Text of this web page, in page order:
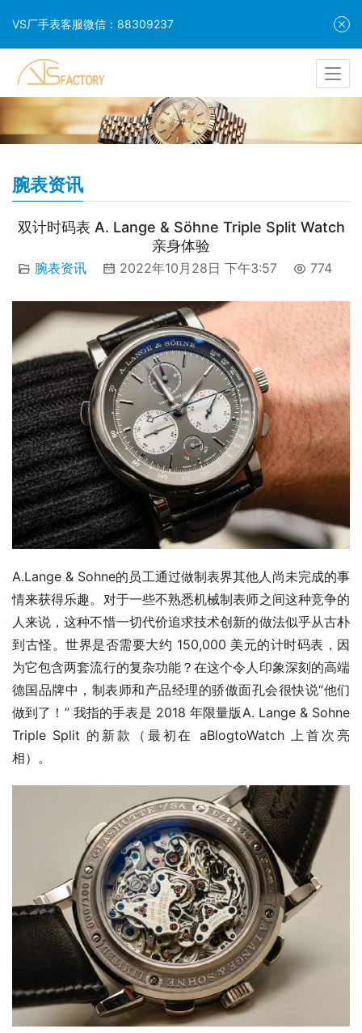
腕表资讯
双计时码表 A. Lange & Söhne Triple Split Watch
亲身体验
腕表资讯 2022年10月28日 下午3:57 774
A.Lange & Sohne的员工通过做制表界其他人尚未完成的事
情来获得乐趣。对于一些不熟悉机械制表师之间这种竞争的
人来说，这种不惜一切代价追求技术创新的做法似乎从古朴
到古怪。世界是否需要大约 150,000 美元的计时码表，因
为它包含两套流行的复杂功能？在这个令人印象深刻的高端
德国品牌中，制表师和产品经理的骄傲面孔会很快说“他们
做到了！” 我指的手表是 2018 年限量版A. Lange & Sohne
Triple Split 的新款（最初在 aBlogtoWatch 上首次亮
相）。
VS厂手表客服微信：88309237